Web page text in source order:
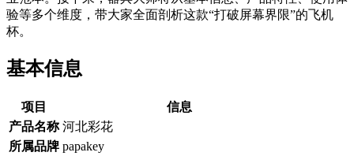
验等多个维度，带大家全面剖析这款“打破屏幕界限”的飞机
杯。
基本信息
项目
信息
产品名称 河北彩花
所属品牌 papakey